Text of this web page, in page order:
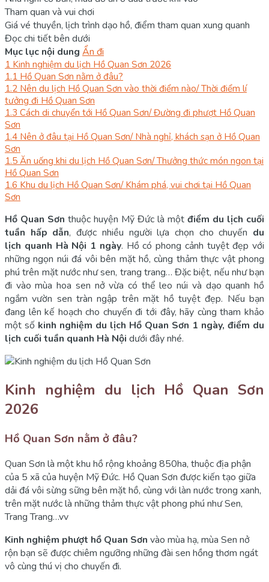
Tham quan và vui chơi
Giá vé thuyền, lịch trình dạo hồ, điểm tham quan xung quanh
Đọc chi tiết bên dưới
Mục lục nội dung Ẩn đi
1 Kinh nghiệm du lịch Hồ Quan Sơn 2026
1.1 Hồ Quan Sơn nằm ở đâu?
1.2 Nên du lịch Hồ Quan Sơn vào thời điểm nào/ Thời điểm lí
tưởng đi Hồ Quan Sơn
1.3 Cách di chuyển tới Hồ Quan Sơn/ Đường đi phượt Hồ Quan
Sơn
1.4 Nên ở đâu tại Hồ Quan Sơn/ Nhà nghỉ, khách sạn ở Hồ Quan
Sơn
1.5 Ăn uống khi du lịch Hồ Quan Sơn/ Thưởng thức món ngon tại
Hồ Quan Sơn
1.6 Khu du lịch Hồ Quan Sơn/ Khám phá, vui chơi tại Hồ Quan
Sơn
Hồ Quan Sơn thuộc huyện Mỹ Đức là một điểm du lịch cuối
tuần hấp dẫn, được nhiều người lựa chọn cho chuyến du
lịch quanh Hà Nội 1 ngày. Hồ có phong cảnh tuyệt đẹp với
những ngọn núi đá vôi bên mặt hồ, cùng thảm thực vật phong
phú trên mặt nước như sen, trang trang… Đặc biệt, nếu như bạn
đi vào mùa hoa sen nở vừa có thể leo núi và dạo quanh hồ
ngắm vườn sen tràn ngập trên mặt hồ tuyệt đẹp. Nếu bạn
đang lên kế hoạch cho chuyến đi tới đây, hãy cùng tham khảo
một số kinh nghiệm du lịch Hồ Quan Sơn 1 ngày, điểm du
lịch cuối tuần quanh Hà Nội dưới đây nhé.
Kinh nghiệm du lịch Hồ Quan Sơn
2026
Hồ Quan Sơn nằm ở đâu?
Quan Sơn là một khu hồ rộng khoảng 850ha, thuộc địa phận
của 5 xã của huyện Mỹ Đức. Hồ Quan Sơn được kiến tạo giữa
dải đá vôi sừng sững bên mặt hồ, cùng với làn nước trong xanh,
trên mặt nước là những thảm thực vật phong phú như Sen,
Trang Trang…vv
Kinh nghiệm phượt hồ Quan Sơn vào mùa hạ, mùa Sen nở
rộn bạn sẽ được chiêm ngưỡng những đài sen hồng thơm ngát
vô cùng thú vị cho chuyến đi.